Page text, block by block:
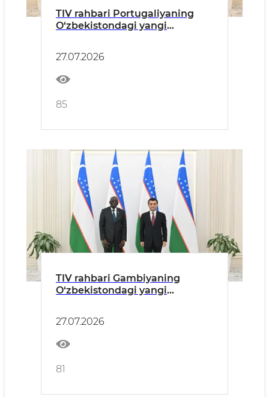
TIV rahbari Portugaliyaning
O‘zbekistondagi yangi
27.07.2026
85
TIV rahbari Gambiyaning
O‘zbekistondagi yangi
27.07.2026
81